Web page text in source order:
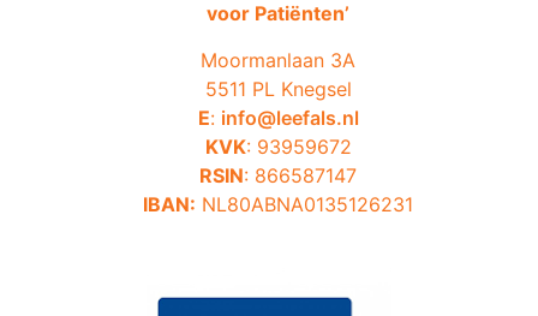
voor Patiënten’
Moormanlaan 3A
5511 PL Knegsel
E: info@leefals.nl
KVK: 93959672
RSIN: 866587147
IBAN: NL80ABNA0135126231